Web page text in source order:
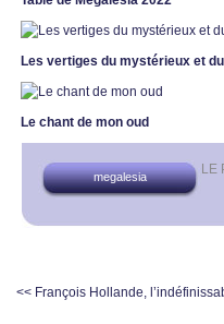
Les vertiges du mystérieux et
Le chant de mon oud
LE
megalesia
<< François Hollande,